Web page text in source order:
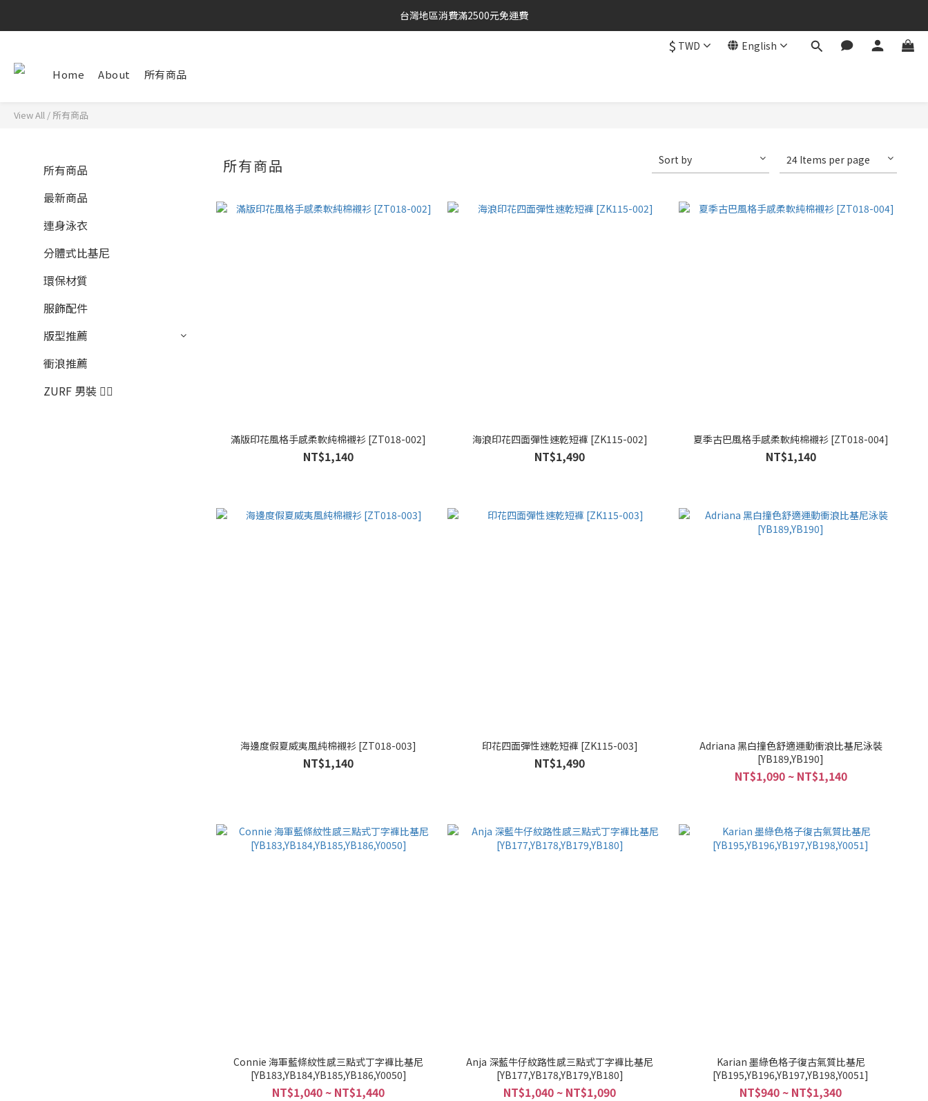
台灣地區消費滿2500元免運費
$ TWD English
Home About 所有商品
View All / 所有商品
所有商品
最新商品
連身泳衣
分體式比基尼
環保材質
服飾配件
版型推薦
衝浪推薦
ZURF 男裝 🏄‍♂️
所有商品 Sort by 24 Items per page
滿版印花風格手感柔軟純棉襯衫 [ZT018-002]
NT$1,140
海浪印花四面彈性速乾短褲 [ZK115-002]
NT$1,490
夏季古巴風格手感柔軟純棉襯衫 [ZT018-004]
NT$1,140
海邊度假夏威夷風純棉襯衫 [ZT018-003]
NT$1,140
印花四面彈性速乾短褲 [ZK115-003]
NT$1,490
Adriana 黑白撞色舒適運動衝浪比基尼泳裝
[YB189,YB190]
NT$1,090 ~ NT$1,140
Connie 海軍藍條紋性感三點式丁字褲比基尼
[YB183,YB184,YB185,YB186,Y0050]
NT$1,040 ~ NT$1,440
Anja 深藍牛仔紋路性感三點式丁字褲比基尼
[YB177,YB178,YB179,YB180]
NT$1,040 ~ NT$1,090
Karian 墨綠色格子復古氣質比基尼
[YB195,YB196,YB197,YB198,Y0051]
NT$940 ~ NT$1,340